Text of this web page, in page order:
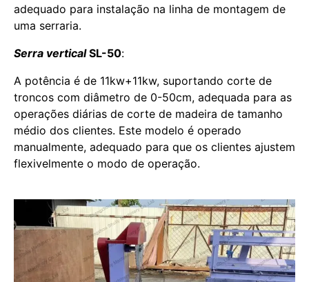
adequado para instalação na linha de montagem de
uma serraria.
Serra verticalSL-50:
A potência é de 11kw+11kw, suportando corte de
troncos com diâmetro de 0-50cm, adequada para as
operações diárias de corte de madeira de tamanho
médio dos clientes. Este modelo é operado
manualmente, adequado para que os clientes ajustem
flexivelmente o modo de operação.